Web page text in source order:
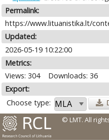
Permalink:
https://www.lituanistika.lt/
Updated:
2026-05-19 10:22:00
Metrics:
Views: 304
Downloads: 36
Export:
Choose type:
© LMT. All